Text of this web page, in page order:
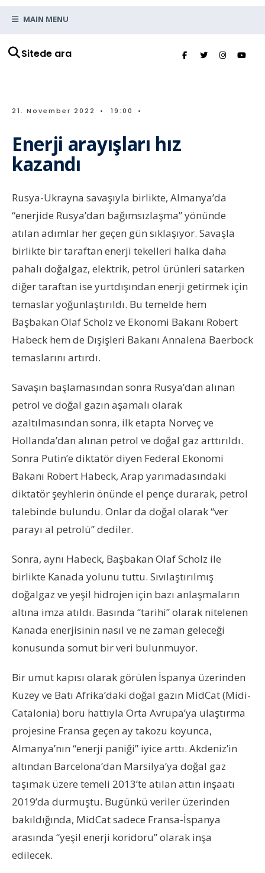
Sitede ara
MAIN MENU
21. November 2022 • 19:00 •
Enerji arayışları hız
kazandı
Rusya-Ukrayna savaşıyla birlikte, Almanya’da
“enerjide Rusya’dan bağımsızlaşma” yönünde
atılan adımlar her geçen gün sıklaşıyor. Savaşla
birlikte bir taraftan enerji tekelleri halka daha
pahalı doğalgaz, elektrik, petrol ürünleri satarken
diğer taraftan ise yurtdışından enerji getirmek için
temaslar yoğunlaştırıldı. Bu temelde hem
Başbakan Olaf Scholz ve Ekonomi Bakanı Robert
Habeck hem de Dışişleri Bakanı Annalena Baerbock
temaslarını artırdı.
Savaşın başlamasından sonra Rusya’dan alınan
petrol ve doğal gazın aşamalı olarak
azaltılmasından sonra, ilk etapta Norveç ve
Hollanda’dan alınan petrol ve doğal gaz arttırıldı.
Sonra Putin’e diktatör diyen Federal Ekonomi
Bakanı Robert Habeck, Arap yarımadasındaki
diktatör şeyhlerin önünde el pençe durarak, petrol
talebinde bulundu. Onlar da doğal olarak “ver
parayı al petrolü” dediler.
Sonra, aynı Habeck, Başbakan Olaf Scholz ile
birlikte Kanada yolunu tuttu. Sıvılaştırılmış
doğalgaz ve yeşil hidrojen için bazı anlaşmaların
altına imza atıldı. Basında “tarihi” olarak nitelenen
Kanada enerjisinin nasıl ve ne zaman geleceği
konusunda somut bir veri bulunmuyor.
Bir umut kapısı olarak görülen İspanya üzerinden
Kuzey ve Batı Afrika’daki doğal gazın MidCat (Midi-
Catalonia) boru hattıyla Orta Avrupa’ya ulaştırma
projesine Fransa geçen ay takozu koyunca,
Almanya’nın “enerji paniği” iyice arttı. Akdeniz’in
altından Barcelona’dan Marsilya’ya doğal gaz
taşımak üzere temeli 2013’te atılan attın inşaatı
2019’da durmuştu. Bugünkü veriler üzerinden
bakıldığında, MidCat sadece Fransa-İspanya
arasında “yeşil enerji koridoru” olarak inşa
edilecek.